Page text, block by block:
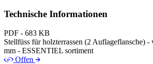
Technische Informationen
PDF - 683 KB
Stellfüss für holzterrassen (2 Auflageflansche)
mm - ESSENTIEL sortiment
Offen